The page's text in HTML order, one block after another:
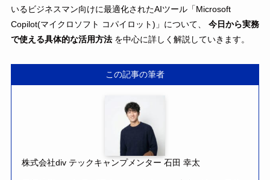
いるビジネスマン向けに最適化されたAIツール「Microsoft
Copilot(マイクロソフト コパイロット)」について、 今日から実務
で使える具体的な活用方法を中心に詳しく解説していきます。
この記事の筆者
株式会社div テックキャンプメンター 石田 幸太